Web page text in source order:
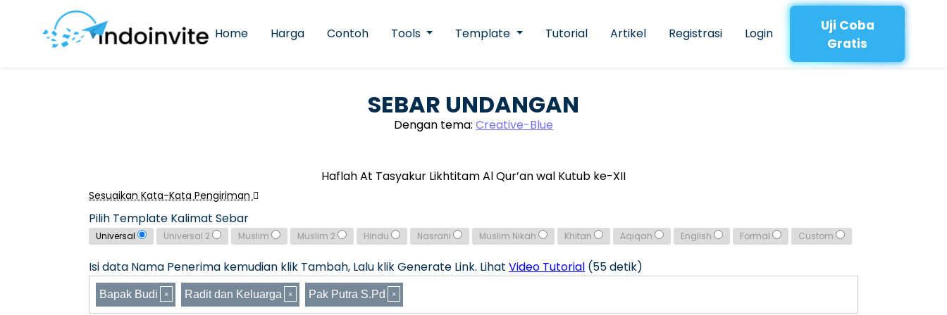
Home Harga Contoh Tools Template Tutorial Artikel Registrasi Login
Uji Coba
Gratis
SEBAR UNDANGAN
Dengan tema: Creative-Blue
Haflah At Tasyakur Likhtitam Al Qur’an wal Kutub ke-XII
Sesuaikan Kata-Kata Pengiriman
Pilih Template Kalimat Sebar
Universal Universal 2 Muslim Muslim 2 Hindu Nasrani Muslim Nikah Khitan Aqiqah English Formal Custom
Isi data Nama Penerima kemudian klik Tambah, Lalu klik Generate Link. Lihat Video Tutorial (55 detik)
Bapak Budi Radit dan Keluarga Pak Putra S.Pd